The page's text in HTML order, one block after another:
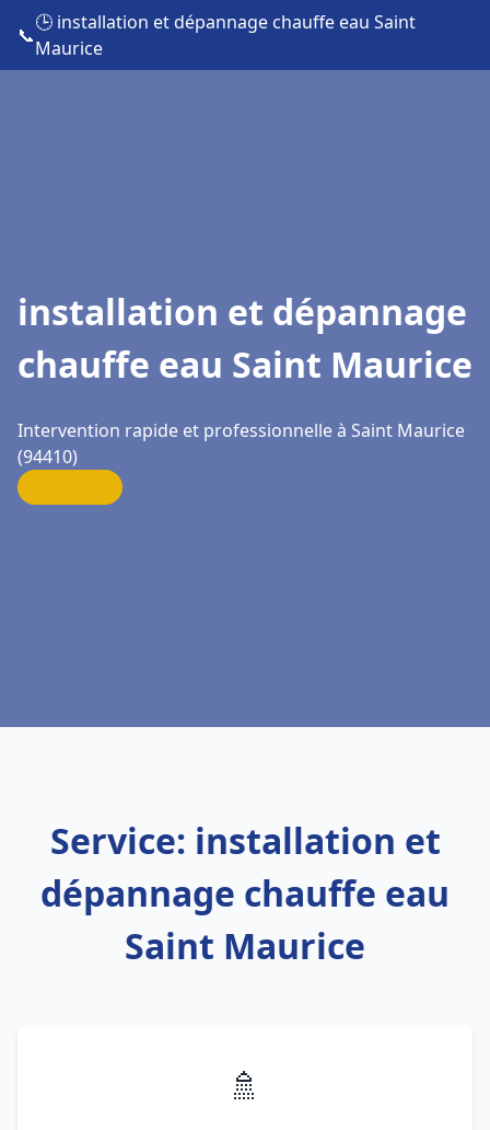
📞
🕒 installation et dépannage chauffe eau Saint
Maurice
installation et dépannage
chauffe eau Saint Maurice
Intervention rapide et professionnelle à Saint Maurice
(94410)
Service: installation et
dépannage chauffe eau
Saint Maurice
🚿